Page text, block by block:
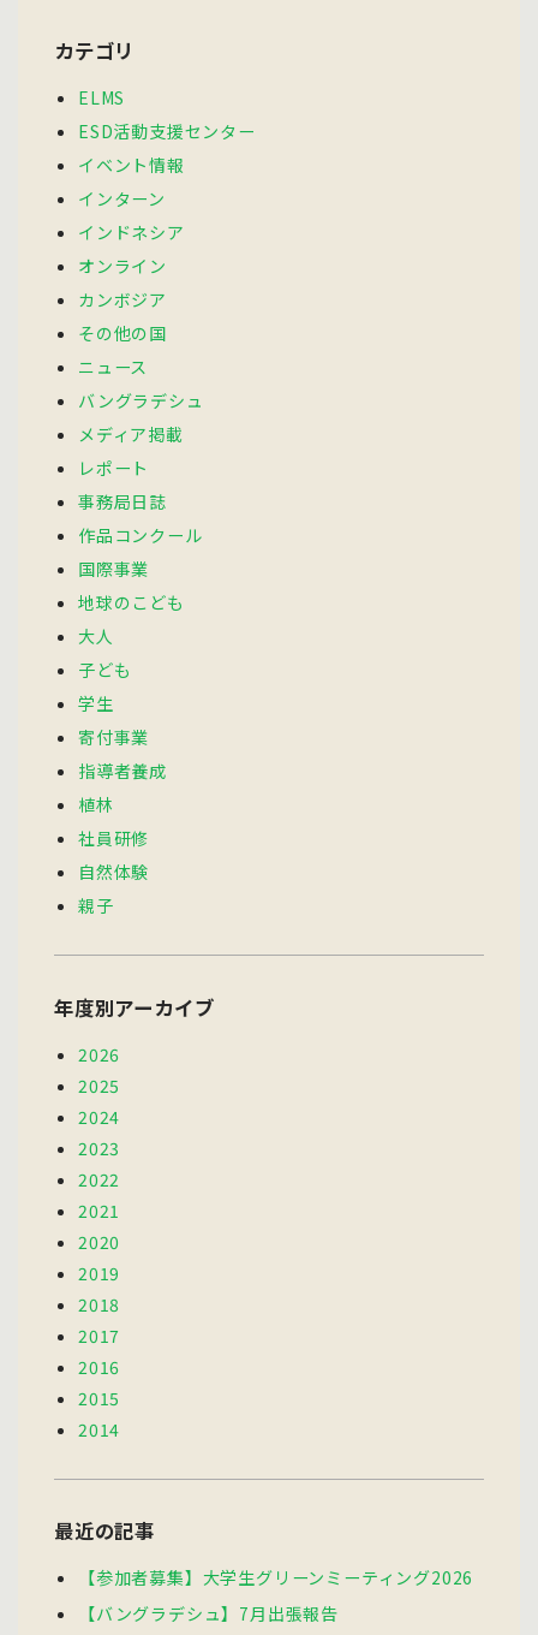
カテゴリ
ELMS
ESD活動支援センター
イベント情報
インターン
インドネシア
オンライン
カンボジア
その他の国
ニュース
バングラデシュ
メディア掲載
レポート
事務局日誌
作品コンクール
国際事業
地球のこども
大人
子ども
学生
寄付事業
指導者養成
植林
社員研修
自然体験
親子
年度別アーカイブ
2026
2025
2024
2023
2022
2021
2020
2019
2018
2017
2016
2015
2014
最近の記事
【参加者募集】大学生グリーンミーティング2026
【バングラデシュ】7月出張報告